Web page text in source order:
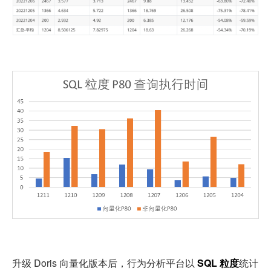
升级 Doris 向量化版本后，行为分析平台以 SQL 粒度统计